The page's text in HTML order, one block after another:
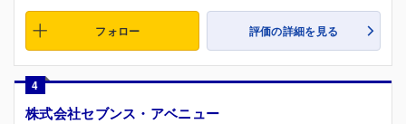
フォロー 評価の詳細を見る
4
株式会社セブンス・アベニュー